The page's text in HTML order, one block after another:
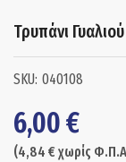
Τρυπάνι
040108
6,00€
(4,84 € χωρίς